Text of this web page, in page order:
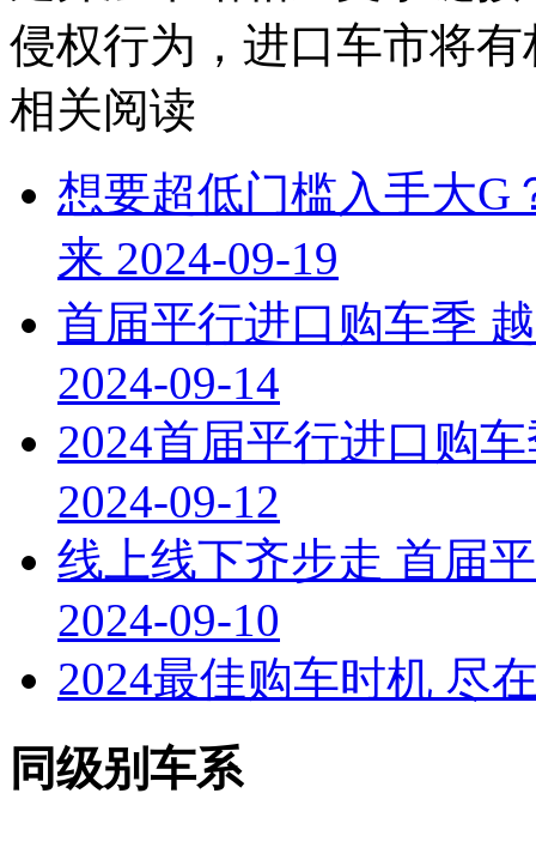
侵权行为，进口车市将
相关阅读
想要超低门槛入手大G
来 2024-09-19
首届平行进口购车季
2024-09-14
2024首届平行进口购
2024-09-12
线上线下齐步走 首届
2024-09-10
2024最佳购车时机 尽
同级别车系